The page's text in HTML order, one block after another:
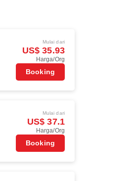
Mulai dari
US$ 35.93
Harga/Org
Booking
Mulai dari
US$ 37.1
Harga/Org
Booking